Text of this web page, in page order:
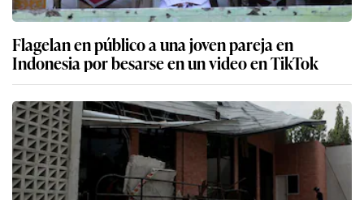
Flagelan en público a una joven pareja en
Indonesia por besarse en un video en TikTok